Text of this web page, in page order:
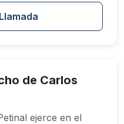
de Carlos
ejerce en el